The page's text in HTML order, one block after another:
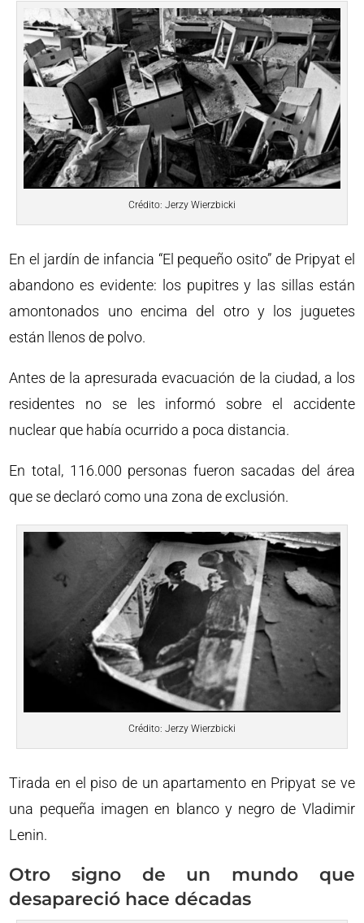
Crédito: Jerzy Wierzbicki
En el jardín de infancia “El pequeño osito” de Pripyat el
abandono es evidente: los pupitres y las sillas están
amontonados uno encima del otro y los juguetes
están llenos de polvo.
Antes de la apresurada evacuación de la ciudad, a los
residentes no se les informó sobre el accidente
nuclear que había ocurrido a poca distancia.
En total, 116.000 personas fueron sacadas del área
que se declaró como una zona de exclusión.
Crédito: Jerzy Wierzbicki
Tirada en el piso de un apartamento en Pripyat se ve
una pequeña imagen en blanco y negro de Vladimir
Lenin.
Otro signo de un mundo que
desapareció hace décadas